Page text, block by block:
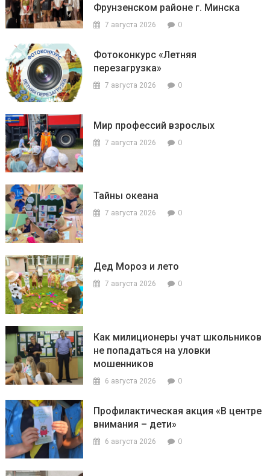
Фрунзенском районе г. Минска
7 августа 2026 0
Фотоконкурс «Летняя
перезагрузка»
7 августа 2026 0
Мир профессий взрослых
7 августа 2026 0
Тайны океана
7 августа 2026 0
Дед Мороз и лето
7 августа 2026 0
Как милиционеры учат школьников
не попадаться на уловки
мошенников
6 августа 2026 0
Профилактическая акция «В центре
внимания – дети»
6 августа 2026 0